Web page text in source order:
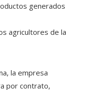
generados
agricultores de la
la empresa
por contrato,